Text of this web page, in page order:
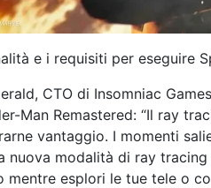
e i requisiti per eseguire
CTO di Insomniac
Man Remastered: “Il ray
vantaggio. I momenti
nuova modalità di ray
mentre esplori le tue tele o